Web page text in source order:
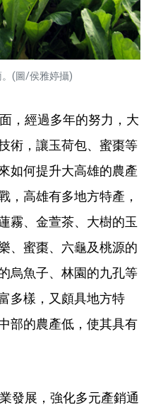
(圖/侯雅婷攝)
，經過多年的努力，大
術，讓玉荷包、蜜棗等
如何提升大高雄的農產
，高雄有多地方特產，
霧、金萱茶、大樹的玉
、蜜棗、六龜及桃源的
烏魚子、林園的九孔等
多樣，又頗具地方特
部的農產低，使其具有
發展，強化多元產銷通